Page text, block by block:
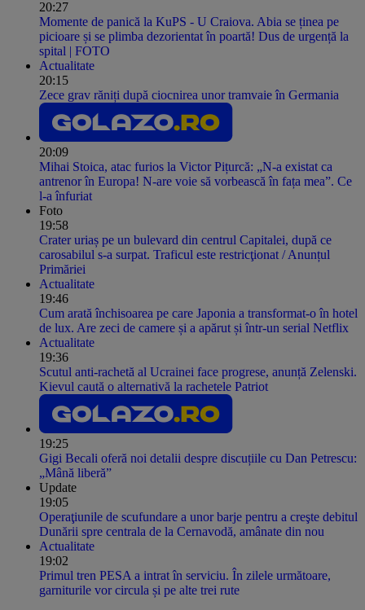
20:27
Momente de panică la KuPS - U Craiova. Abia se ținea pe
picioare și se plimba dezorientat în poartă! Dus de urgență la
spital | FOTO
Actualitate
20:15
Zece grav răniți după ciocnirea unor tramvaie în Germania
20:09
Mihai Stoica, atac furios la Victor Pițurcă: „N-a existat ca
antrenor în Europa! N-are voie să vorbească în fața mea”. Ce
l-a înfuriat
Foto
19:58
Crater uriaș pe un bulevard din centrul Capitalei, după ce
carosabilul s-a surpat. Traficul este restricţionat / Anunțul
Primăriei
Actualitate
19:46
Cum arată închisoarea pe care Japonia a transformat-o în hotel
de lux. Are zeci de camere și a apărut și într-un serial Netflix
Actualitate
19:36
Scutul anti-rachetă al Ucrainei face progrese, anunță Zelenski.
Kievul caută o alternativă la rachetele Patriot
19:25
Gigi Becali oferă noi detalii despre discuțiile cu Dan Petrescu:
„Mână liberă”
Update
19:05
Operaţiunile de scufundare a unor barje pentru a creşte debitul
Dunării spre centrala de la Cernavodă, amânate din nou
Actualitate
19:02
Primul tren PESA a intrat în serviciu. În zilele următoare,
garniturile vor circula și pe alte trei rute